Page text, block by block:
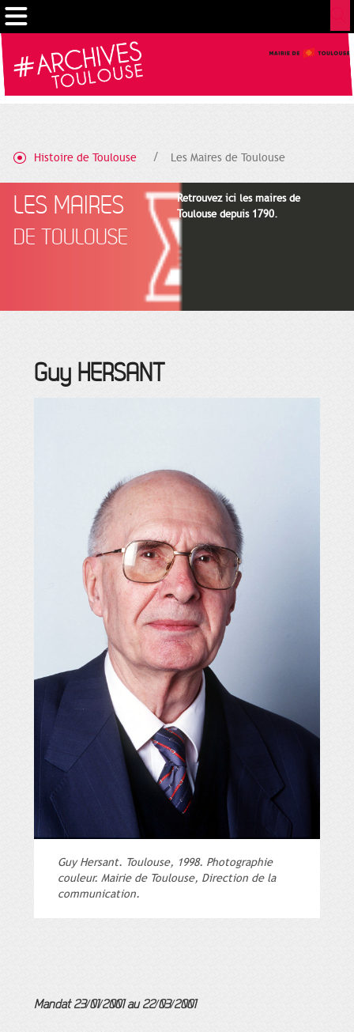
Histoire de Toulouse Les Maires de Toulouse
LES MAIRES
DE TOULOUSE
Retrouvez ici les maires de
Toulouse depuis 1790.
Guy HERSANT
Guy Hersant. Toulouse, 1998. Photographie
couleur. Mairie de Toulouse, Direction de la
communication.
Mandat 23/01/2001 au 22/03/2001
Gestion de vos préférences sur les cookies